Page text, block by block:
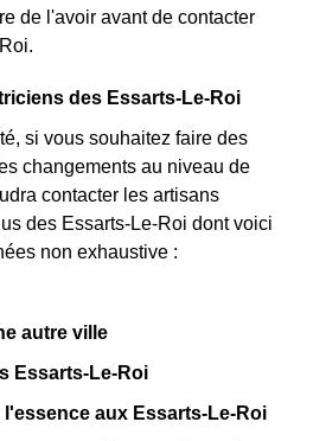
de l'avoir avant de contacter
des Essarts-Le-Roi
si vous souhaitez faire des
changements au niveau de
contacter les artisans
des Essarts-Le-Roi dont voici
non exhaustive :
autre ville
Essarts-Le-Roi
aux Essarts-Le-Roi